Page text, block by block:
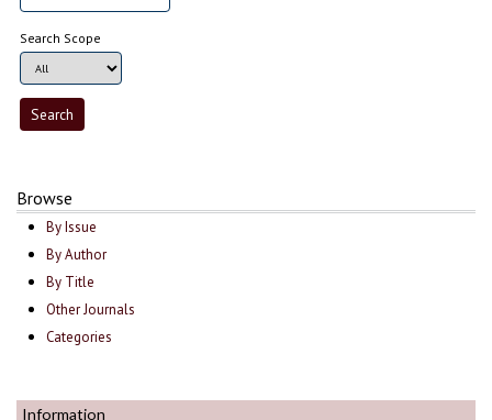
Search Scope
Browse
By Issue
By Author
By Title
Other Journals
Categories
Information